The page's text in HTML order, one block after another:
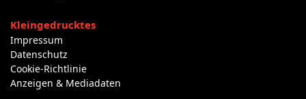
Kleingedrucktes
Impressum
Datenschutz
Cookie-Richtlinie
Anzeigen & Mediadaten